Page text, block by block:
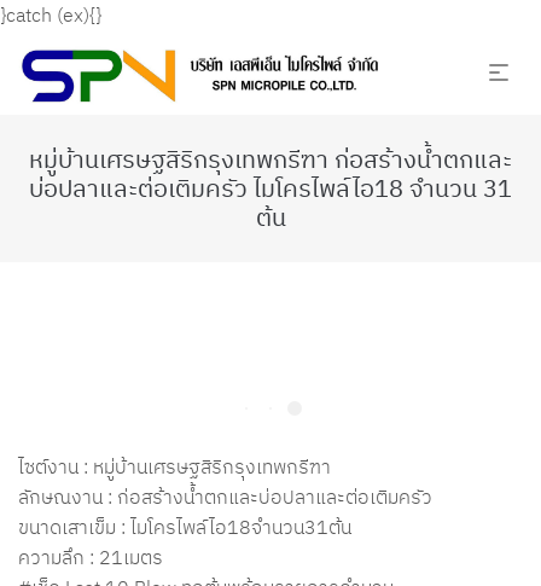
}catch (ex){}
หมู่บ้านเศรษฐสิริกรุงเทพกรีฑา ก่อสร้างน้ำตกและ
บ่อปลาและต่อเติมครัว ไมโครไพล์ไอ18 จำนวน 31
ต้น
ไซต์งาน : หมู่บ้านเศรษฐสิริกรุงเทพกรีฑา
ลักษณงาน : ก่อสร้างน้ำตกและบ่อปลาและต่อเติมครัว
ขนาดเสาเข็ม : ไมโครไพล์ไอ18จำนวน31ต้น
ความลึก : 21เมตร